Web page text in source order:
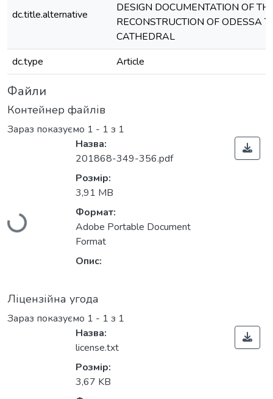
dc.title.alternative
DESIGN DOCUMENTATION OF
RECONSTRUCTION OF ODESSA
CATHEDRAL
dc.type
Article
Файли
Контейнер файлів
Зараз показуємо 1 - 1 з 1
Вантажиться...
Назва:
201868-349-356.pdf
Розмір:
3,91 MB
Формат:
Adobe Portable Document
Format
Опис:
Ліцензійна угода
Зараз показуємо 1 - 1 з 1
Назва:
license.txt
Розмір:
3,67 KB